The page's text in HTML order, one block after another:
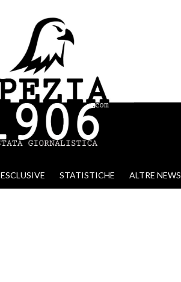
ESCLUSIVE STATISTICHE ALTRE NEWS